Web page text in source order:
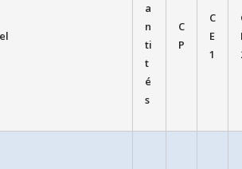
a
n
ti
t
é
s
C
P
C
E
1